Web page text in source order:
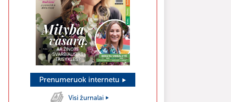
Prenumeruok internetu
Visi žurnalai